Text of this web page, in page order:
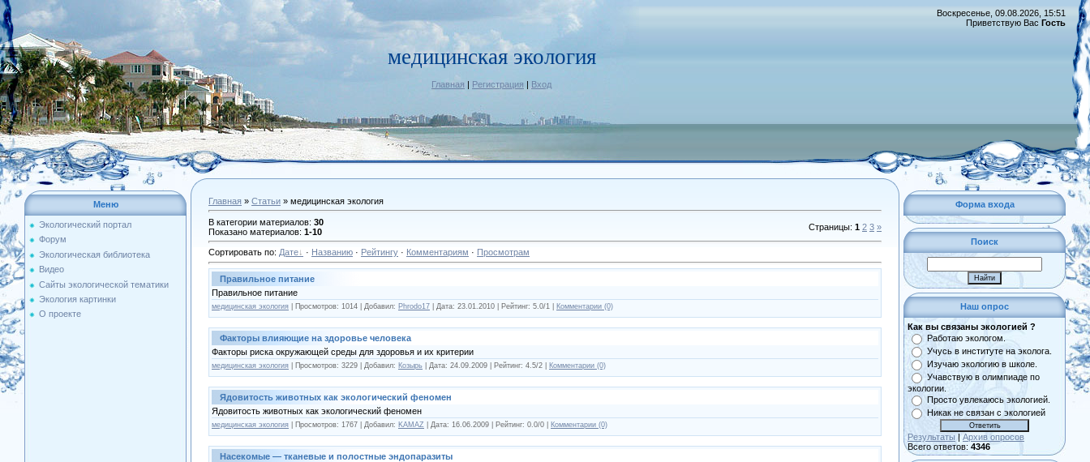
медицинская экология
Главная | Регистрация | Вход
Воскресенье, 09.08.2026, 15:51
Приветствую Вас Гость
Меню
Экологический портал
Форум
Экологическая библиотека
Видео
Сайты экологической тематики
Экология картинки
О проекте
Главная » Статьи » медицинская экология
В категории материалов: 30
Показано материалов: 1-10 Страницы: 1 2 3 »
Сортировать по: Дате · Названию · Рейтингу · Комментариям · Просмотрам
Правильное питание
Правильное питание
медицинская экология | Просмотров: 1014 | Добавил: Phrodo17 | Дата: 23.01.2010 | Рейтинг: 5.0/1 | Комментарии (0)
Факторы влияющие на здоровье человека
Факторы риска окружающей среды для здоровья и их критерии
медицинская экология | Просмотров: 3229 | Добавил: Козырь | Дата: 24.09.2009 | Рейтинг: 4.5/2 | Комментарии (0)
Ядовитость животных как экологический феномен
Ядовитость животных как экологический феномен
медицинская экология | Просмотров: 1767 | Добавил: KAMAZ | Дата: 16.06.2009 | Рейтинг: 0.0/0 | Комментарии (0)
Насекомые — тканевые и полостные эндопаразиты
Форма входа
Поиск
Наш опрос
Как вы связаны экологией ?
Работаю экологом.
Учусь в институте на эколога.
Изучаю экологию в школе.
Учавствую в олимпиаде по
экологии.
Просто увлекаюсь экологией.
Никак не связан с экологией
Результаты | Архив опросов
Всего ответов: 4346